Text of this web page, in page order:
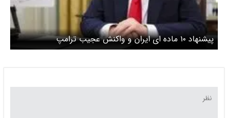
پیشنهاد ۱۰ ماده ای ایران و واکنش عجیب ترامپ